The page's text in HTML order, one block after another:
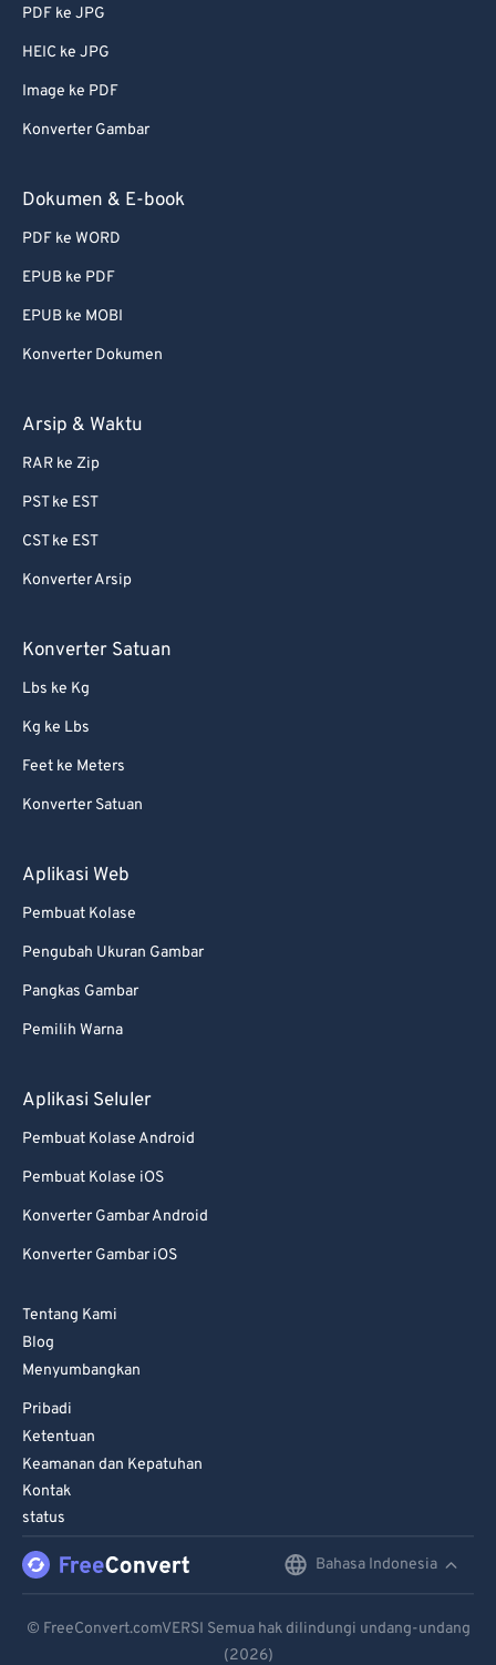
PDF ke JPG
HEIC ke JPG
Image ke PDF
Konverter Gambar
Dokumen & E-book
PDF ke WORD
EPUB ke PDF
EPUB ke MOBI
Konverter Dokumen
Arsip & Waktu
RAR ke Zip
PST ke EST
CST ke EST
Konverter Arsip
Konverter Satuan
Lbs ke Kg
Kg ke Lbs
Feet ke Meters
Konverter Satuan
Aplikasi Web
Pembuat Kolase
Pengubah Ukuran Gambar
Pangkas Gambar
Pemilih Warna
Aplikasi Seluler
Pembuat Kolase Android
Pembuat Kolase iOS
Konverter Gambar Android
Konverter Gambar iOS
Tentang Kami
Blog
Menyumbangkan
Pribadi
Ketentuan
Keamanan dan Kepatuhan
Kontak
status
Bahasa Indonesia
Español
© FreeConvert.comVERSI Semua hak dilindungi undang-undang
(2026)